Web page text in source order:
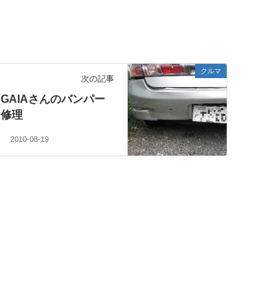
クルマ
次の記事
GAIAさんのバンパー
修理
2010-08-19